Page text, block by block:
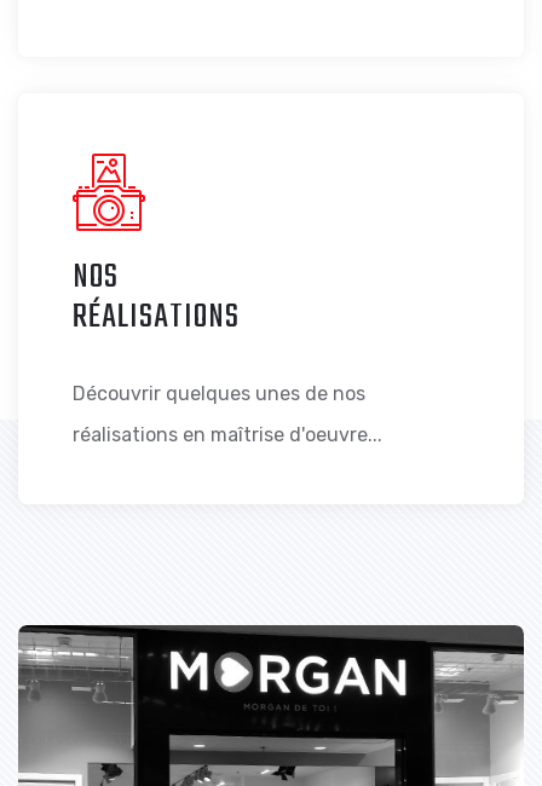
NOS
RÉALISATIONS
Découvrir quelques unes de nos
réalisations en maîtrise d'oeuvre...